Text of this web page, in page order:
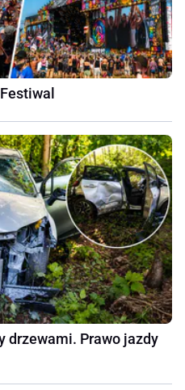
drzewami. Prawo jazdy